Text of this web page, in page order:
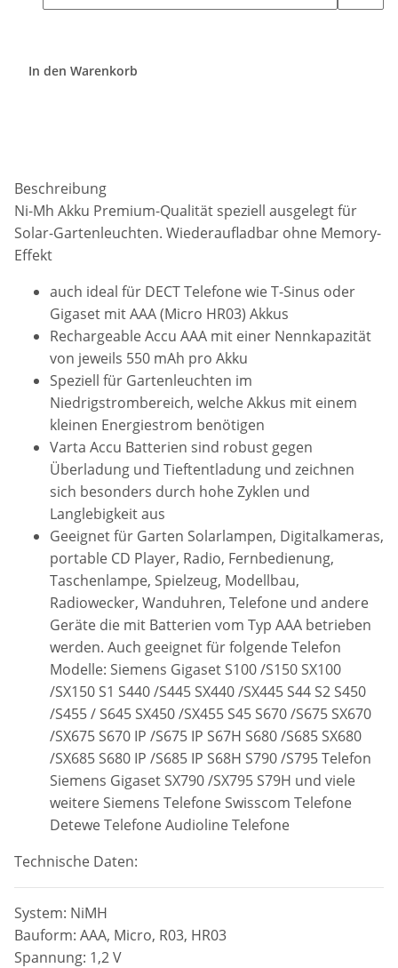
In den Warenkorb
Beschreibung
Ni-Mh Akku Premium-Qualität speziell ausgelegt für
Solar-Gartenleuchten. Wiederaufladbar ohne Memory-
Effekt
auch ideal für DECT Telefone wie T-Sinus oder
Gigaset mit AAA (Micro HR03) Akkus
Rechargeable Accu AAA mit einer Nennkapazität
von jeweils 550 mAh pro Akku
Speziell für Gartenleuchten im
Niedrigstrombereich, welche Akkus mit einem
kleinen Energiestrom benötigen
Varta Accu Batterien sind robust gegen
Überladung und Tieftentladung und zeichnen
sich besonders durch hohe Zyklen und
Langlebigkeit aus
Geeignet für Garten Solarlampen, Digitalkameras,
portable CD Player, Radio, Fernbedienung,
Taschenlampe, Spielzeug, Modellbau,
Radiowecker, Wanduhren, Telefone und andere
Geräte die mit Batterien vom Typ AAA betrieben
werden. Auch geeignet für folgende Telefon
Modelle: Siemens Gigaset S100 /S150 SX100
/SX150 S1 S440 /S445 SX440 /SX445 S44 S2 S450
/S455 / S645 SX450 /SX455 S45 S670 /S675 SX670
/SX675 S670 IP /S675 IP S67H S680 /S685 SX680
/SX685 S680 IP /S685 IP S68H S790 /S795 Telefon
Siemens Gigaset SX790 /SX795 S79H und viele
weitere Siemens Telefone Swisscom Telefone
Detewe Telefone Audioline Telefone
Technische Daten:
System: NiMH
Bauform: AAA, Micro, R03, HR03
Spannung: 1,2 V